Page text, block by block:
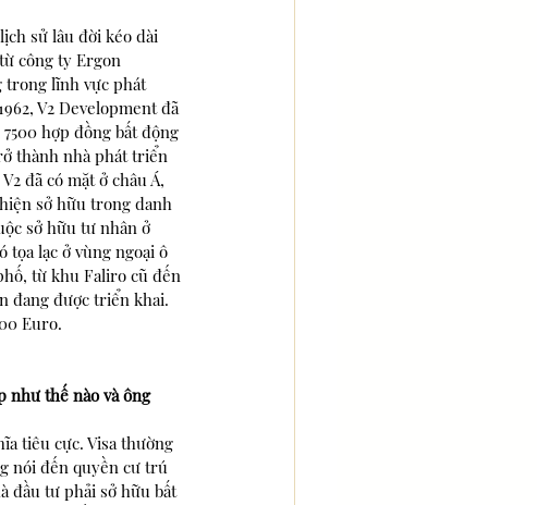
sử lâu đời kéo dài
công ty Ergon
trong lĩnh vực phát
V2 Development đã
hợp đồng bất động
thành nhà phát triển
đã có mặt ở châu Á,
sở hữu trong danh
sở hữu tư nhân ở
tọa lạc ở vùng ngoại ô
từ khu Faliro cũ đến
đang được triển khai.
Euro.
như thế nào và ông
tiêu cực. Visa thường
nói đến quyền cư trú
đầu tư phải sở hữu bất